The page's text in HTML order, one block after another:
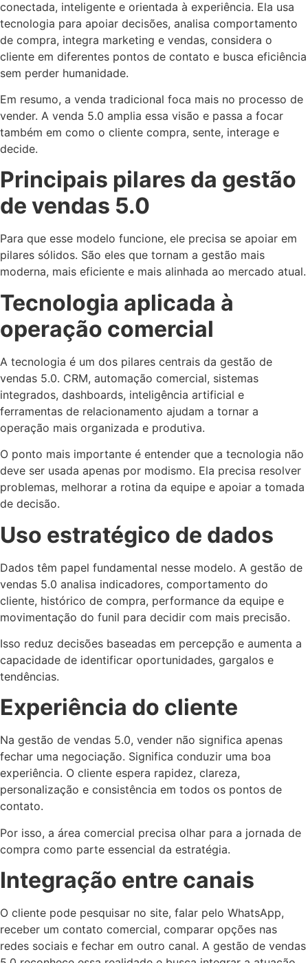
conectada, inteligente e orientada à experiência. Ela usa
tecnologia para apoiar decisões, analisa comportamento
de compra, integra marketing e vendas, considera o
cliente em diferentes pontos de contato e busca eficiência
sem perder humanidade.
Em resumo, a venda tradicional foca mais no processo de
vender. A venda 5.0 amplia essa visão e passa a focar
também em como o cliente compra, sente, interage e
decide.
Principais pilares da gestão
de vendas 5.0
Para que esse modelo funcione, ele precisa se apoiar em
pilares sólidos. São eles que tornam a gestão mais
moderna, mais eficiente e mais alinhada ao mercado atual.
Tecnologia aplicada à
operação comercial
A tecnologia é um dos pilares centrais da gestão de
vendas 5.0. CRM, automação comercial, sistemas
integrados, dashboards, inteligência artificial e
ferramentas de relacionamento ajudam a tornar a
operação mais organizada e produtiva.
O ponto mais importante é entender que a tecnologia não
deve ser usada apenas por modismo. Ela precisa resolver
problemas, melhorar a rotina da equipe e apoiar a tomada
de decisão.
Uso estratégico de dados
Dados têm papel fundamental nesse modelo. A gestão de
vendas 5.0 analisa indicadores, comportamento do
cliente, histórico de compra, performance da equipe e
movimentação do funil para decidir com mais precisão.
Isso reduz decisões baseadas em percepção e aumenta a
capacidade de identificar oportunidades, gargalos e
tendências.
Experiência do cliente
Na gestão de vendas 5.0, vender não significa apenas
fechar uma negociação. Significa conduzir uma boa
experiência. O cliente espera rapidez, clareza,
personalização e consistência em todos os pontos de
contato.
Por isso, a área comercial precisa olhar para a jornada de
compra como parte essencial da estratégia.
Integração entre canais
O cliente pode pesquisar no site, falar pelo WhatsApp,
receber um contato comercial, comparar opções nas
redes sociais e fechar em outro canal. A gestão de vendas